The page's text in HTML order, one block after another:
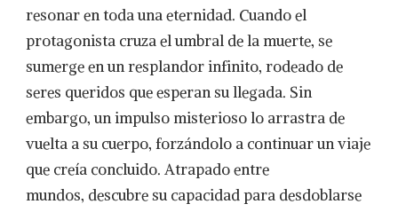
resonar en toda una eternidad. Cuando el
protagonista cruza el umbral de la muerte, se
sumerge en un resplandor infinito, rodeado de
seres queridos que esperan su llegada. Sin
embargo, un impulso misterioso lo arrastra de
vuelta a su cuerpo, forzándolo a continuar un viaje
que creía concluido. Atrapado entre
mundos, descubre su capacidad para desdoblarse